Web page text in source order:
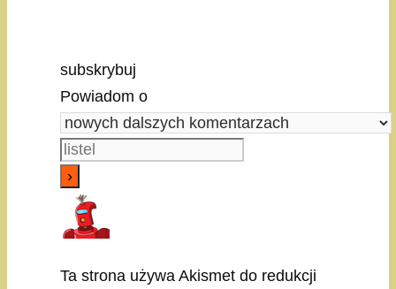
subskrybuj
Powiadom o
Ta strona używa Akismet do redukcji